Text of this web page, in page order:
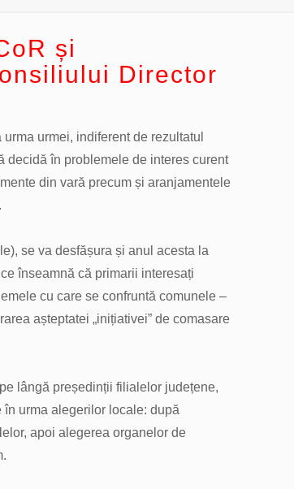
și
Director
urmei, indiferent de rezultatul
decidă în problemele de interes curent
din vară precum și aranjamentele
se va desfășura și anul acesta la
înseamnă că primarii interesați
cu care se confruntă comunele –
așteptatei „inițiativei” de comasare
lângă președinții filialelor județene,
urma alegerilor locale: după
apoi alegerea organelor de